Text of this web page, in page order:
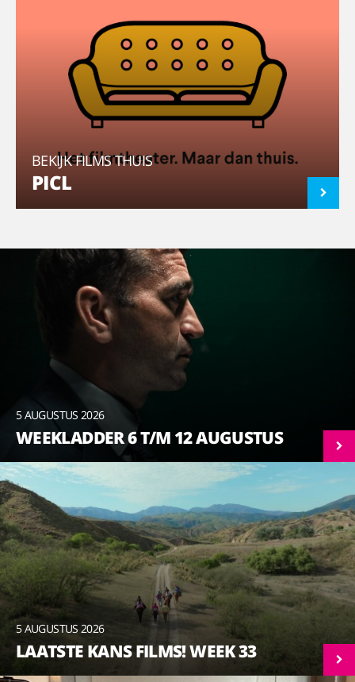
BEKIJK FILMS THUIS
PICL
5 AUGUSTUS 2026
WEEKLADDER 6 T/M 12 AUGUSTUS
5 AUGUSTUS 2026
LAATSTE KANS FILMS! WEEK 33